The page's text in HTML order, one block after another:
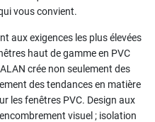
vous convient.
aux exigences les plus élevées
haut de gamme en PVC
crée non seulement des
des tendances en matière
les fenêtres PVC. Design aux
visuel ; isolation